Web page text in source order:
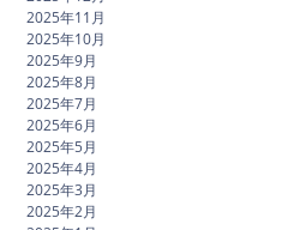
2025年11月
2025年10月
2025年9月
2025年8月
2025年7月
2025年6月
2025年5月
2025年4月
2025年3月
2025年2月